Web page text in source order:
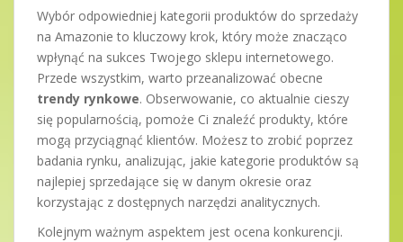
Wybór odpowiedniej kategorii produktów do sprzedaży
na Amazonie to kluczowy krok, który może znacząco
wpłynąć na sukces Twojego sklepu internetowego.
Przede wszystkim, warto przeanalizować obecne
trendy rynkowe. Obserwowanie, co aktualnie cieszy
się popularnością, pomoże Ci znaleźć produkty, które
mogą przyciągnąć klientów. Możesz to zrobić poprzez
badania rynku, analizując, jakie kategorie produktów są
najlepiej sprzedające się w danym okresie oraz
korzystając z dostępnych narzędzi analitycznych.
Kolejnym ważnym aspektem jest ocena konkurencji.